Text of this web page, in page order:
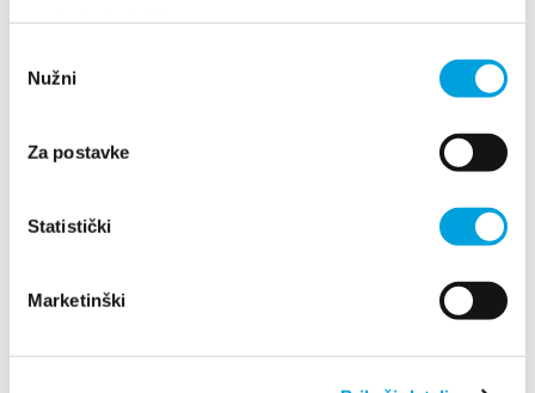
pristanka
Nužni
Za postavke
Statistički
Marketinški